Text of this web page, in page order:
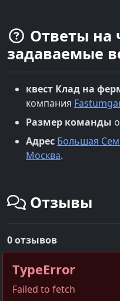
Ответы на
задаваемые
квест Клад на
компания
Размер команды
Адрес Большая
Москва.
Отзывы
0 отзывов
TypeError
Failed to fetch